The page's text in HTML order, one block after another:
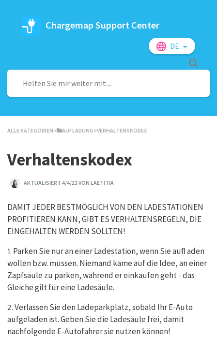
Chargemap Support Center
DE
ALLE KATEGORIEN​>​ ​AUFLADUNG​>​ VERHALTENSKODEX
Verhaltenskodex
AKTUALISIERT 4/4/23 VON LAETITIA
DAMIT JEDER BESTMÖGLICH VON DEN LADESTATIONEN
PROFITIEREN KANN, GIBT ES VERHALTENSREGELN, DIE
EINGEHALTEN WERDEN SOLLTEN!
1. Parken Sie nur an einer Ladestation, wenn Sie auﬂ aden
wollen bzw. müssen. Niemand käme auf die Idee, an einer
Zapfsäule zu parken, während er einkaufen geht - das
Gleiche gilt für eine Ladesäule.
2. Verlassen Sie den Ladeparkplatz, sobald Ihr E-Auto
aufgeladen ist. Geben Sie die Ladesäule frei, damit
nachfolgende E-Autofahrer sie nutzen können!